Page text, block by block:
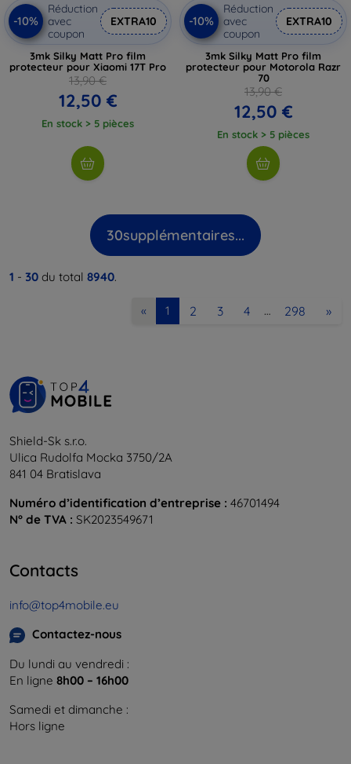
-10%
Réduction
avec
coupon
EXTRA10
3mk Silky Matt Pro film
protecteur pour Xiaomi 17T Pro
13,90 €
12,50 €
En stock > 5 pièces
-10%
Réduction
avec
coupon
EXTRA10
3mk Silky Matt Pro film
protecteur pour Motorola Razr
70
13,90 €
12,50 €
En stock > 5 pièces
30supplémentaires...
1 - 30 du total 8940.
« 1 2 3 4 … 298 »
Shield-Sk s.r.o.
Ulica Rudolfa Mocka 3750/2A
841 04 Bratislava
Numéro d’identification d’entreprise : 46701494
N° de TVA : SK2023549671
Contacts
info@top4mobile.eu
Contactez-nous
Du lundi au vendredi :
En ligne 8h00 – 16h00
Samedi et dimanche :
Hors ligne